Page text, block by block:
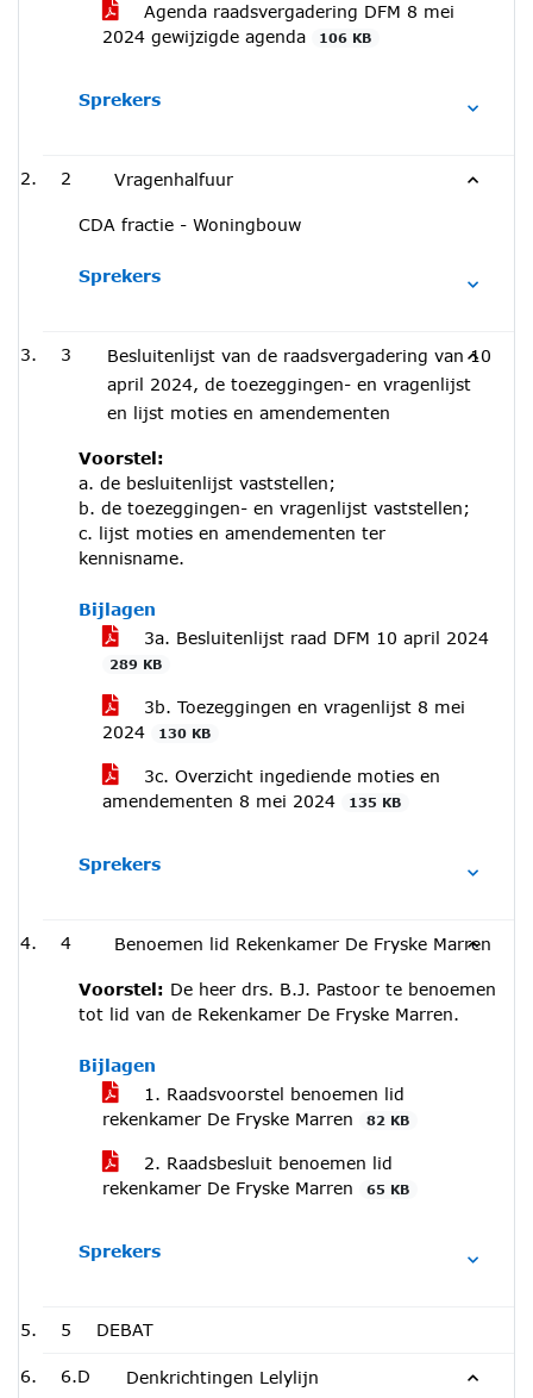
Agenda raadsvergadering DFM 8 mei
2024 gewijzigde agenda
106 KB
Sprekers
2 Vragenhalfuur
CDA fractie - Woningbouw
Sprekers
3
Besluitenlijst van de raadsvergadering van 10
april 2024, de toezeggingen- en vragenlijst
en lijst moties en amendementen
Voorstel:
a. de besluitenlijst vaststellen;
b. de toezeggingen- en vragenlijst vaststellen;
c. lijst moties en amendementen ter
kennisname.
Bijlagen
3a. Besluitenlijst raad DFM 10 april 2024
289 KB
3b. Toezeggingen en vragenlijst 8 mei
2024
130 KB
3c. Overzicht ingediende moties en
amendementen 8 mei 2024
135 KB
Sprekers
4 Benoemen lid Rekenkamer De Fryske Marren
Voorstel: De heer drs. B.J. Pastoor te benoemen
tot lid van de Rekenkamer De Fryske Marren.
Bijlagen
1. Raadsvoorstel benoemen lid
rekenkamer De Fryske Marren
82 KB
2. Raadsbesluit benoemen lid
rekenkamer De Fryske Marren
65 KB
Sprekers
5 DEBAT
6.D Denkrichtingen Lelylijn